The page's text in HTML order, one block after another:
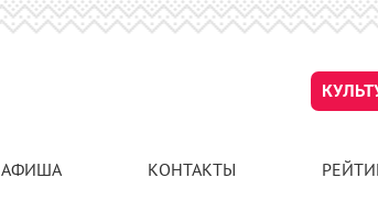
АФИША КОНТАКТЫ